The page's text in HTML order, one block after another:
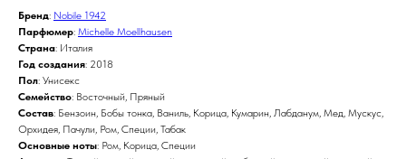
Бренд: Nobile 1942
Парфюмер: Michelle Moellhausen
Страна: Италия
Год создания: 2018
Пол: Унисекс
Семейство: Восточный, Пряный
Состав: Бензоин, Бобы тонка, Ваниль, Корица, Кумарин, Лабданум, Мед, Мускус,
Орхидея, Пачули, Ром, Специи, Табак
Основные ноты: Ром, Корица, Специи